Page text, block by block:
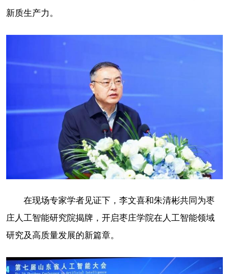
新质生产力。
在现场专家学者见证下，李文喜和朱清彬共同为枣
庄人工智能研究院揭牌，开启枣庄学院在人工智能领域
研究及高质量发展的新篇章。